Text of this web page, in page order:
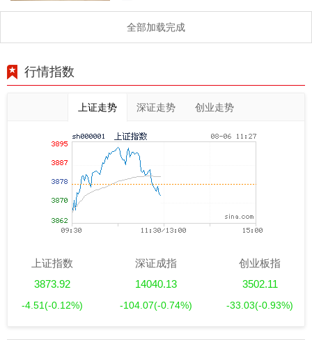
全部加载完成
行情指数
上证走势 深证走势 创业走势
上证指数
3873.92
-4.51(-0.12%)
深证成指
14040.13
-104.07(-0.74%)
创业板指
3502.11
-33.03(-0.93%)